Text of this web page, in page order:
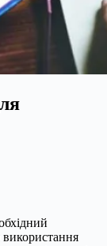
використання